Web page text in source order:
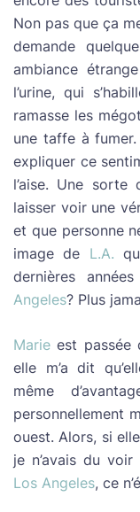
Non pas que ça
demande
ambiance
l’urine, qui
ramasse les
une taffe à
expliquer ce
l’aise. Une
laisser voir une
et que personne
image de L.A.
dernières
Angeles? Plus
Marie est passée
elle m’a dit
même
personnellement
ouest. Alors, si
je n’avais du
Los Angeles, ce